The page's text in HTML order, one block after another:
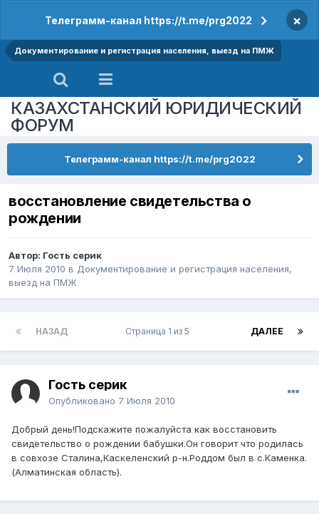
Телеграмм-канал https://t.me/prg2022 ×
Документирование и регистрация населения, выезд на ПМЖ
КАЗАХСТАНСКИЙ ЮРИДИЧЕСКИЙ
ФОРУМ
Телеграмм-канал https://t.me/prg2022
восстановление свидетельства о
рождении
Автор: Гость серик
7 Июля 2010 в Документирование и регистрация населения,
выезд на ПМЖ
НАЗАД ДАЛЕЕ
Страница 1 из 5
Гость серик
Опубликовано 7 Июля 2010
Добрый день!Подскажите пожалуйста как восстановить
свидетельство о рождении бабушки.Он говорит что родилась
в совхозе Сталина,Каскеленский р-н.Роддом был в с.Каменка.
(Алматинская область).